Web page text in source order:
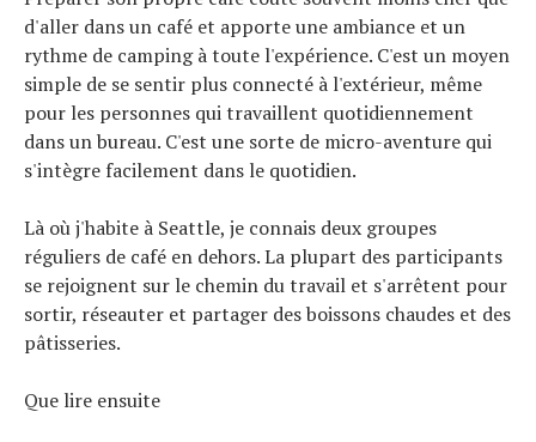
d'aller dans un café et apporte une ambiance et un
rythme de camping à toute l'expérience. C'est un moyen
simple de se sentir plus connecté à l'extérieur, même
pour les personnes qui travaillent quotidiennement
dans un bureau. C'est une sorte de micro-aventure qui
s'intègre facilement dans le quotidien.
Là où j'habite à Seattle, je connais deux groupes
réguliers de café en dehors. La plupart des participants
se rejoignent sur le chemin du travail et s'arrêtent pour
sortir, réseauter et partager des boissons chaudes et des
pâtisseries.
Que lire ensuite